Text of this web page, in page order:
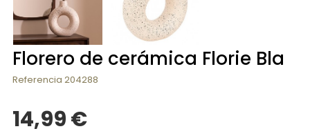
Florero de cerámica Florie Bla
Referencia 204288
14,99 €